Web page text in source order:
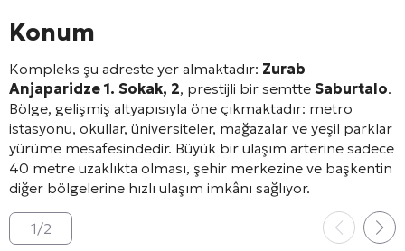
Konum
Kompleks şu adreste yer almaktadır: Zurab
Anjaparidze 1. Sokak, 2, prestijli bir semtte Saburtalo.
Bölge, gelişmiş altyapısıyla öne çıkmaktadır: metro
istasyonu, okullar, üniversiteler, mağazalar ve yeşil parklar
yürüme mesafesindedir. Büyük bir ulaşım arterine sadece
40 metre uzaklıkta olması, şehir merkezine ve başkentin
diğer bölgelerine hızlı ulaşım imkânı sağlıyor.
1/2